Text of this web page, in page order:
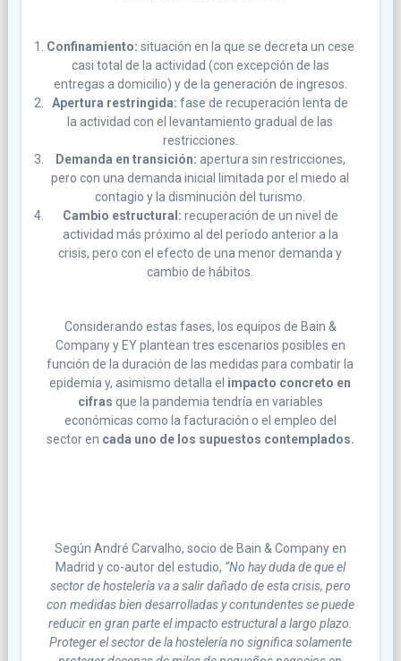
Confinamiento: situación en la que se decreta un cese
casi total de la actividad (con excepción de las
entregas a domicilio) y de la generación de ingresos.
Apertura restringida: fase de recuperación lenta de
la actividad con el levantamiento gradual de las
restricciones.
Demanda en transición: apertura sin restricciones,
pero con una demanda inicial limitada por el miedo al
contagio y la disminución del turismo.
Cambio estructural: recuperación de un nivel de
actividad más próximo al del período anterior a la
crisis, pero con el efecto de una menor demanda y
cambio de hábitos.
Considerando estas fases, los equipos de Bain &
Company y EY plantean tres escenarios posibles en
función de la duración de las medidas para combatir la
epidemia y, asimismo detalla el impacto concreto en
cifras que la pandemia tendría en variables
económicas como la facturación o el empleo del
sector en cada uno de los supuestos contemplados.
Según André Carvalho, socio de Bain & Company en
Madrid y co-autor del estudio, “No hay duda de que el
sector de hostelería va a salir dañado de esta crisis, pero
con medidas bien desarrolladas y contundentes se puede
reducir en gran parte el impacto estructural a largo plazo.
Proteger el sector de la hostelería no significa solamente